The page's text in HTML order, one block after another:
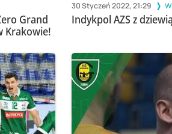
Grand
Krakowie!
30 Styczeń 2022, 21:29
Indykpol AZS z